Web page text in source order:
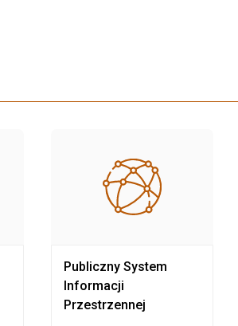
Publiczny System
Informacji
Przestrzennej